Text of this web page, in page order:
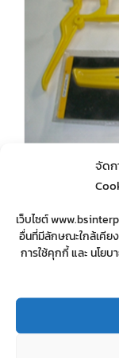
จัดก
เว็บไซต์
อื่นที่มีลักษณะใกล้เคีย
การใช้คุกกี้ และ นโย